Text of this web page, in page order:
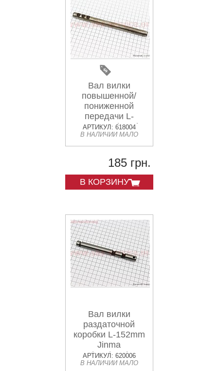
Вал вилки
повышенной/
пониженной
передачи L-
200mm Xingtai
120/220
(10Т.37.172)
АРТИКУЛ: 618004
В НАЛИЧИИ МАЛО
185 грн.
В КОРЗИНУ
Вал вилки
раздаточной
коробки L-152mm
Jinma
200/204/240/244
(184.37.317-1)
АРТИКУЛ: 620006
В НАЛИЧИИ МАЛО